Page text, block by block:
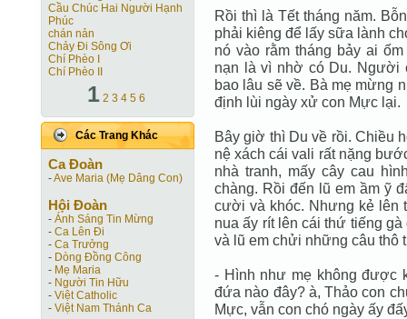
Cầu Chúc Hai Người Hạnh
Phúc
chán nản
Chảy Đi Sông Ơi
Chí Phèo I
Chí Phèo II
1 2 3 4 5 6
Các Trang Khác
Ca Ðoàn
-Ave Maria (Mẹ Dâng Con)
Hội Ðoàn
- Ánh Sáng Tin Mừng
- Ca Lên Đi
- Ca Trưởng
- Dòng Đồng Công
- Mẹ Maria
- Người Tin Hữu
- Việt Catholic
- Việt Nam Thánh Ca
Rồi thì là Tết tháng năm.
phải kiêng để lấy sữa lành
nó vào rằm tháng bảy ai
nạn là vì nhờ có Du. Người
bao lâu sẽ về. Bà mẹ mừng
định lùi ngày xử con Mực lại.
Bây giờ thì Du về rồi. Chiều
nệ xách cái vali rất nặng
nhà tranh, mấy cây cau
chàng. Rồi đến lũ em ầm ỹ
cười và khóc. Nhưng kẻ lên
nua ấy rít lên cái thứ tiếng
và lũ em chửi những câu
- Hình như mẹ không được
đứa nào đây? à, Thảo con
Mực, vẫn con chó ngày ấy